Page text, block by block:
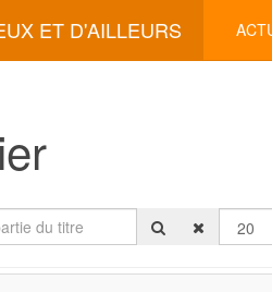
ET D'AILLEURS
du titre